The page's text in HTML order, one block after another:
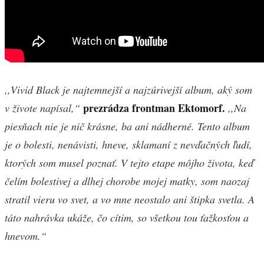
,,Vivid Black je najtemnejší a najzúrivejší album, aký som
v živote napísal,“ prezrádza frontman Ektomorf. ,,Na
piesňach nie je nič krásne, ba ani nádherné. Tento album
je o bolesti, nenávisti, hneve, sklamaní z nevďačných ľudí,
ktorých som musel poznať. V tejto etape môjho života, keď
čelím bolestivej a dlhej chorobe mojej matky, som naozaj
stratil vieru vo svet, a vo mne neostalo ani štipka svetla. A
táto nahrávka ukáže, čo cítim, so všetkou tou ťažkosťou a
hnevom.“